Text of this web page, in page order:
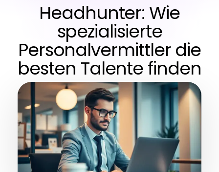
Headhunter: Wie
spezialisierte
Personalvermittler die
besten Talente finden